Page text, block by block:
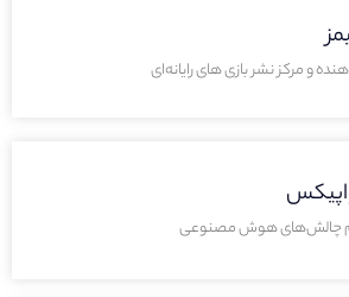
و مرکز نشر بازی های رایانه‌‌ای
چالش‌های هوش مصنوعی